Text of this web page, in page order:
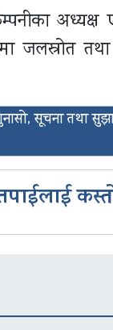
जलस्रोत तथा
सूचना तथा